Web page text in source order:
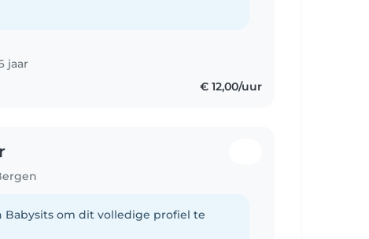
jaar
€ 12,00/uur
Babysits om dit volledige profiel te